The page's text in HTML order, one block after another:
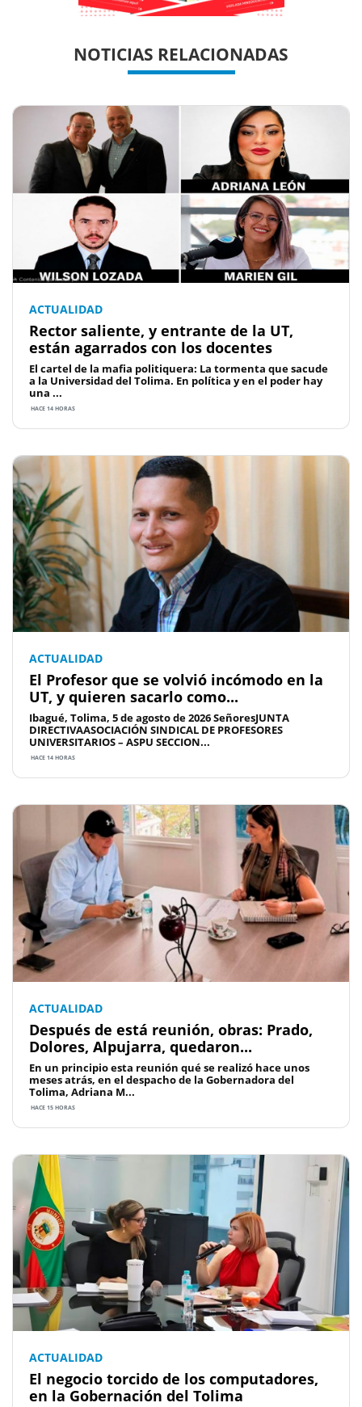
NOTICIAS RELACIONADAS
ACTUALIDAD
Rector saliente, y entrante de la UT,
están agarrados con los docentes
El cartel de la mafia politiquera: La tormenta que sacude
a la Universidad del Tolima. En política y en el poder hay
una ...
HACE 14 HORAS
ACTUALIDAD
El Profesor que se volvió incómodo en la
UT, y quieren sacarlo como...
Ibagué, Tolima, 5 de agosto de 2026 SeñoresJUNTA
DIRECTIVAASOCIACIÓN SINDICAL DE PROFESORES
UNIVERSITARIOS – ASPU SECCION...
HACE 14 HORAS
ACTUALIDAD
Después de está reunión, obras: Prado,
Dolores, Alpujarra, quedaron...
En un principio esta reunión qué se realizó hace unos
meses atrás, en el despacho de la Gobernadora del
Tolima, Adriana M...
HACE 15 HORAS
ACTUALIDAD
El negocio torcido de los computadores,
en la Gobernación del Tolima